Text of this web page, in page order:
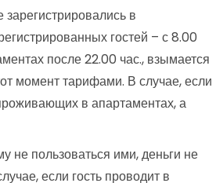
в
гостей – с 8.00
после 22.00 час., взымается
момент тарифами. В случае, если
в апартаментах, а
пользоваться ими, деньги не
если гость проводит в